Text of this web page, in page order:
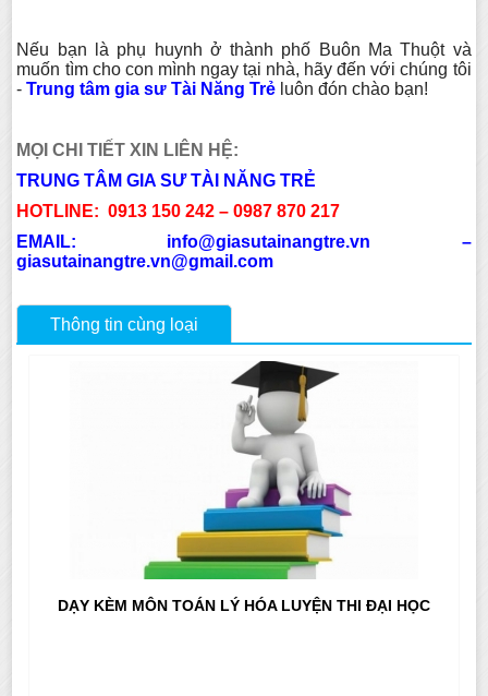
Nếu bạn là phụ huynh ở thành phố Buôn Ma Thuột và
muốn tìm cho con mình ngay tại nhà, hãy đến với chúng tôi
-Trung tâm gia sư Tài Năng Trẻ luôn đón chào bạn!
MỌI CHI TIẾT XIN LIÊN HỆ:
TRUNG TÂM GIA SƯ TÀI NĂNG TRẺ
HOTLINE: 0913 150 242 – 0987 870 217
EMAIL: info@giasutainangtre.vn –
giasutainangtre.vn@gmail.com
Thông tin cùng loại
DẠY KÈM MÔN TOÁN LÝ HÓA LUYỆN THI ĐẠI HỌC